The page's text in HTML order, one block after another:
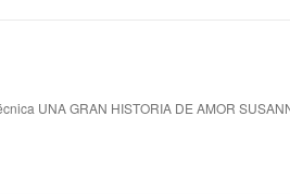
UNA GRAN HISTORIA DE AMOR